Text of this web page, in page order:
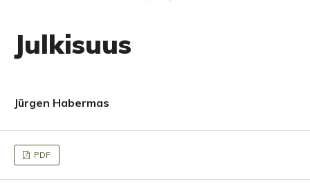
Julkisuus
Jürgen Habermas
PDF